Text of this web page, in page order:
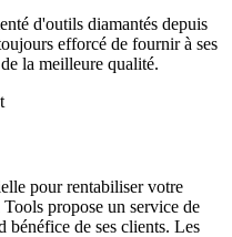
d'outils diamantés depuis
efforcé de fournir à ses
la meilleure qualité.
pour rentabiliser votre
propose un service de
de ses clients. Les